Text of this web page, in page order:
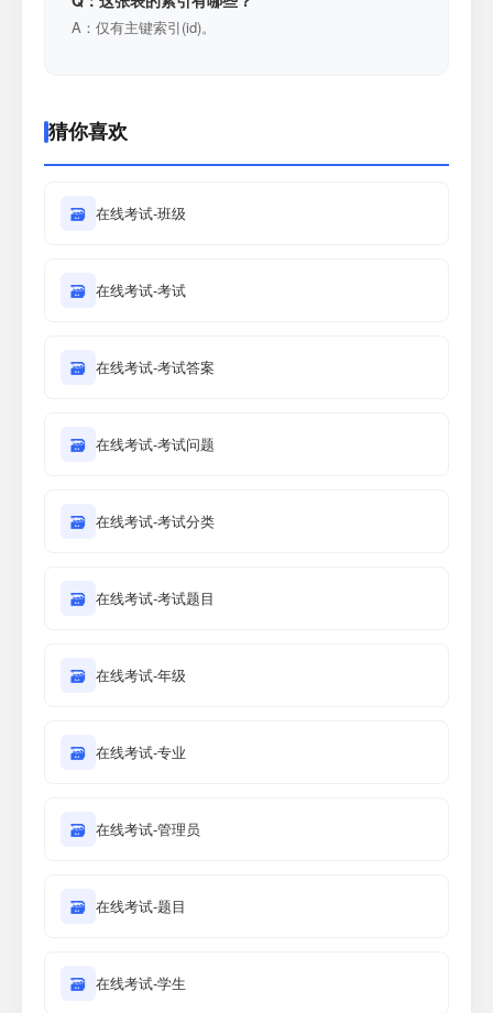
A：仅有主键索引(id)。
猜你喜欢
🗃 在线考试-班级
🗃 在线考试-考试
🗃 在线考试-考试答案
🗃 在线考试-考试问题
🗃 在线考试-考试分类
🗃 在线考试-考试题目
🗃 在线考试-年级
🗃 在线考试-专业
🗃 在线考试-管理员
🗃 在线考试-题目
🗃 在线考试-学生